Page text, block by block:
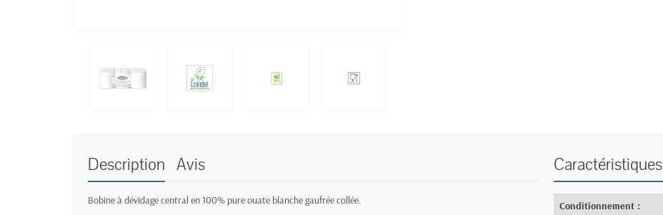
Description Avis
Bobine à dévidage central en 100% pure ouate blanche gaufrée collée.
Caractéristiques
Conditionnement :